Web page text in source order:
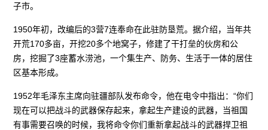
子市。
1950年初，改编后的3营7连奉命在此驻防垦荒。据介绍，当年共
开荒170多亩，开挖20多个地窝子，修建了干打垒的伙房和公
房，挖掘了3座蓄水涝池，一个集生产、防务、生活于一体的居住
区基本形成。
1952年毛泽东主席向驻疆部队发布命令，他在电令中指出：“你们
现在可以把战斗的武器保存起来，拿起生产建设的武器，当祖国
有事需要召唤的时候，我将命令你们重新拿起战斗的武器捍卫祖